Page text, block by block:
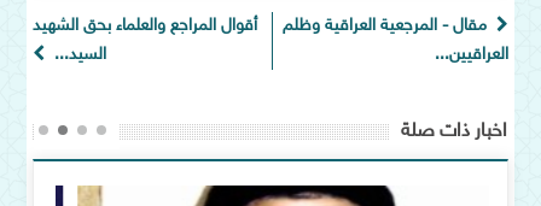
أقوال المراجع والعلماء بحق الشهيد
السيد...
مقال - المرجعية العراقية وظلم
العراقيين...
اخبار ذات صلة